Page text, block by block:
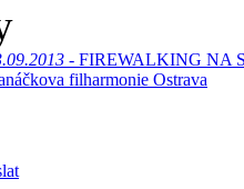
- FIREWALKING NA
filharmonie Ostrava